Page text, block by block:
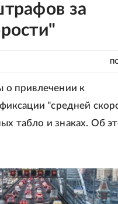
за
о привлечении к
"средней
табло и знаках. Об